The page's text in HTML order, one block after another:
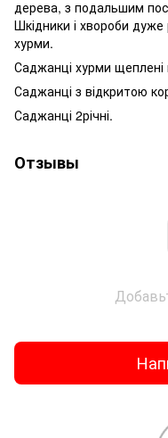
дерева, з подальшим
Шкідники і хвороби
хурми.
Саджанці хурми щеплені
Саджанці з відкритою
Саджанці 2річні.
Отзывы